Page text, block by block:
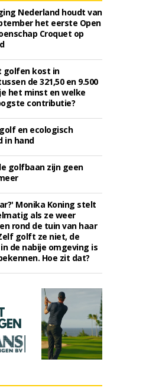
Nederland houdt van
het eerste Open
Croquet op
golfen kost in
de 321,50 en 9.500
het minst en welke
contributie?
en ecologisch
in hand
golfbaan zijn geen
Monika Koning stelt
als ze weer
rond de tuin van haar
golft ze niet, de
de nabije omgeving is
Hoe zit dat?